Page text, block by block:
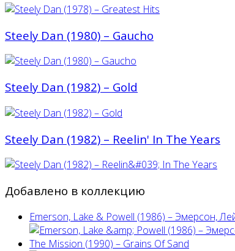
Steely Dan (1980) ‎– Gaucho
Steely Dan (1982) – Gold
Steely Dan (1982) – Reelin' In The Years
Добавлено в коллекцию
Emerson, Lake & Powell (1986) ‎– Эмерсон,
The Mission (1990) – Grains Of Sand